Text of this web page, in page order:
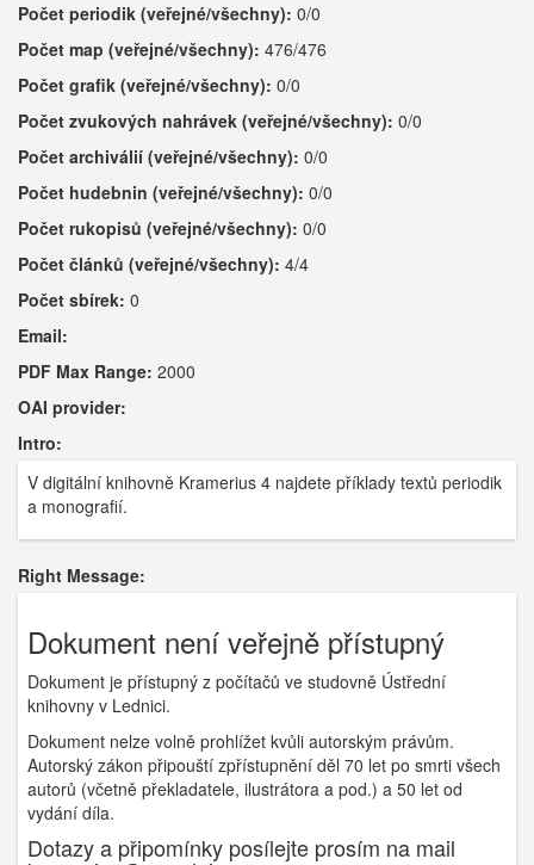
Počet periodik (veřejné/všechny): 0/0
Počet map (veřejné/všechny): 476/476
Počet grafik (veřejné/všechny): 0/0
Počet zvukových nahrávek (veřejné/všechny): 0/0
Počet archiválií (veřejné/všechny): 0/0
Počet hudebnin (veřejné/všechny): 0/0
Počet rukopisů (veřejné/všechny): 0/0
Počet článků (veřejné/všechny): 4/4
Počet sbírek: 0
Email:
PDF Max Range: 2000
OAI provider:
Intro:
V digitální knihovně Kramerius 4 najdete příklady textů periodik
a monografií.
Right Message:
Dokument není veřejně přístupný
Dokument je přístupný z počítačů ve studovně Ústřední
knihovny v Lednici.
Dokument nelze volně prohlížet kvůli autorským právům.
Autorský zákon připouští zpřístupnění děl 70 let po smrti všech
autorů (včetně překladatele, ilustrátora a pod.) a 50 let od
vydání díla.
Dotazy a připomínky posílejte prosím na mail